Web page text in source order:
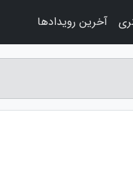
آخرین رویدادها